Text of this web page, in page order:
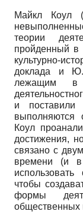
Майкл Коул
теории
пройденный в
культурно-
доклада и Ю.
лежащим в
и
выполняются
Коул
достижения,
связано с
времени (и
чтобы
формы
общественных